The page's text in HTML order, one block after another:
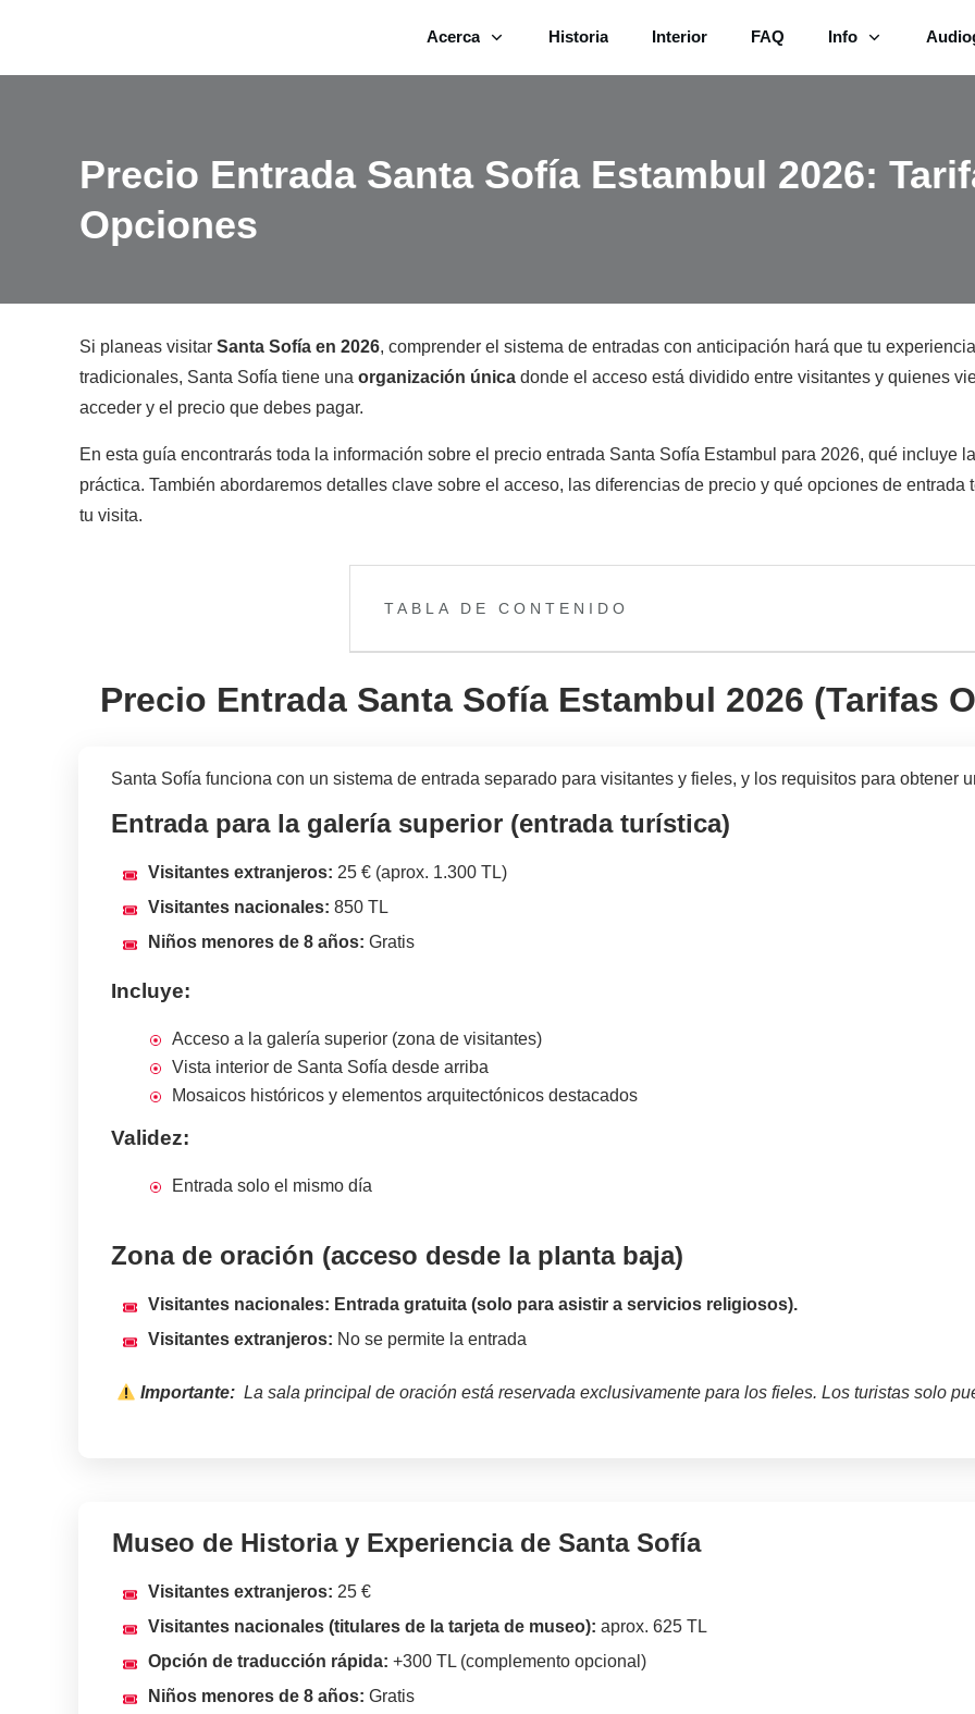
Acerca Historia Interior FAQ Info
Precio Entrada Santa Sofía Estambul 2026:
Opciones
Si planeas visitar Santa Sofía en 2026, comprender el sistema de entradas con anticipación hará que tu
tradicionales, Santa Sofía tiene una organización única donde el acceso está dividido entre visitantes y quienes
acceder y el precio que debes pagar.
En esta guía encontrarás toda la información sobre el precio entrada Santa Sofía Estambul para 2026, qué incluye
práctica. También abordaremos detalles clave sobre el acceso, las diferencias de precio y qué opciones de
tu visita.
TABLA DE CONTENIDO
Precio Entrada Santa Sofía Estambul 2026 (Tarifas
Santa Sofía funciona con un sistema de entrada separado para visitantes y fieles, y los requisitos para obtener
Entrada para la galería superior (entrada turística)
Visitantes extranjeros: 25 € (aprox. 1.300 TL)
Visitantes nacionales: 850 TL
Niños menores de 8 años: Gratis
Incluye:
Acceso a la galería superior (zona de visitantes)
Vista interior de Santa Sofía desde arriba
Mosaicos históricos y elementos arquitectónicos destacados
Validez:
Entrada solo el mismo día
Zona de oración (acceso desde la planta baja)
Visitantes nacionales: Entrada gratuita (solo para asistir a servicios religiosos).
Visitantes extranjeros: No se permite la entrada
Importante: La sala principal de oración está reservada exclusivamente para los fieles. Los turistas solo
Museo de Historia y Experiencia de Santa Sofía
Visitantes extranjeros: 25 €
Visitantes nacionales (titulares de la tarjeta de museo): aprox. 625 TL
Opción de traducción rápida: +300 TL (complemento opcional)
Niños menores de 8 años: Gratis